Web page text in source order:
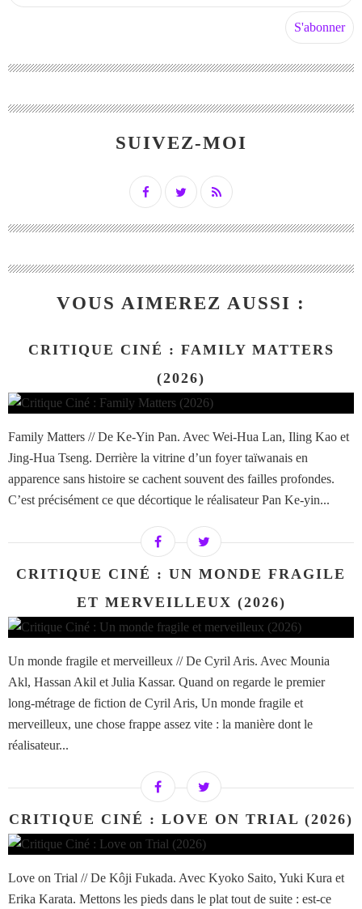
SUIVEZ-MOI
VOUS AIMEREZ AUSSI :
CRITIQUE CINÉ : FAMILY MATTERS
(2026)
Family Matters // De Ke-Yin Pan. Avec Wei-Hua Lan, Iling Kao et
Jing-Hua Tseng. Derrière la vitrine d’un foyer taïwanais en
apparence sans histoire se cachent souvent des failles profondes.
C’est précisément ce que décortique le réalisateur Pan Ke-yin...
CRITIQUE CINÉ : UN MONDE FRAGILE
ET MERVEILLEUX (2026)
Un monde fragile et merveilleux // De Cyril Aris. Avec Mounia
Akl, Hassan Akil et Julia Kassar. Quand on regarde le premier
long-métrage de fiction de Cyril Aris, Un monde fragile et
merveilleux, une chose frappe assez vite : la manière dont le
réalisateur...
CRITIQUE CINÉ : LOVE ON TRIAL (2026)
Love on Trial // De Kôji Fukada. Avec Kyoko Saito, Yuki Kura et
Erika Karata. Mettons les pieds dans le plat tout de suite : est-ce